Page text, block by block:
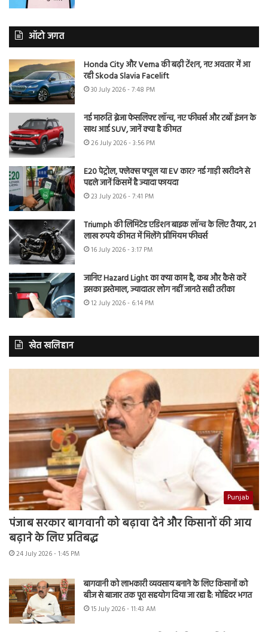
ऑटो जगत
Honda City और Verna की बढ़ी टेंशन, नए अवतार में आ
रही Skoda Slavia Facelift
30 July 2026 - 7:48 PM
नई मारुति ब्रेजा फेसलिफ्ट लॉन्च, नए फीचर्स और टर्बो इंजन के
साथ आई SUV, जानें क्या है कीमत
26 July 2026 - 3:56 PM
E20 पेट्रोल, फ्लेक्स फ्यूल या EV कार? नई गाड़ी खरीदने से
पहले जानें किसमें है ज्यादा फायदा
23 July 2026 - 7:41 PM
Triumph की लिमिटेड एडिशन बाइक लॉन्च के लिए तैयार, 21
लाख रुपये कीमत में मिलेंगे प्रीमियम फीचर्स
16 July 2026 - 3:17 PM
जानिए Hazard Light का क्या काम है, कब और कैसे करें
इसका इस्तेमाल, ज्यादातर लोग नहीं जानते सही तरीका
12 July 2026 - 6:14 PM
खेत खलिहान
Punjab
पंजाब सरकार बागवानी को बढ़ावा देने और किसानों की आय
बढ़ाने के लिए प्रतिबद्ध
24 July 2026 - 1:45 PM
बागवानी को लाभकारी व्यवसाय बनाने के लिए किसानों को
बीज से बाजार तक पूरा सहयोग दिया जा रहा है: मोहिंदर भगत
15 July 2026 - 11:43 AM